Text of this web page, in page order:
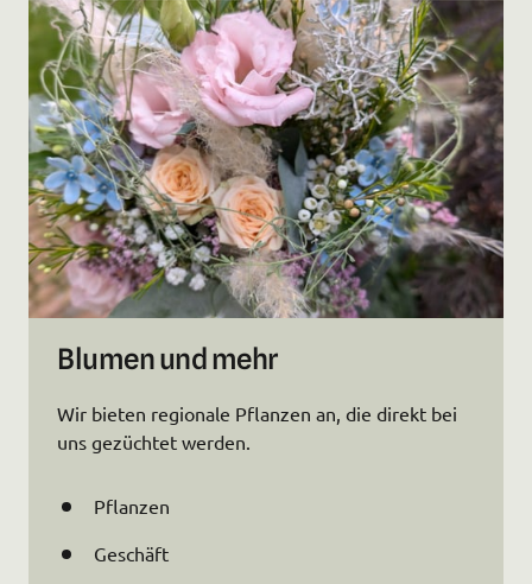
Blumen und mehr
Wir bieten regionale Pflanzen an, die direkt bei
uns gezüchtet werden.
Pflanzen
Geschäft